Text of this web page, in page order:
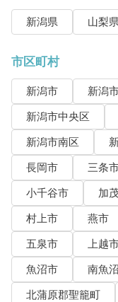
新潟県 山梨県
市区町村
新潟市 新潟
新潟市中央区
新潟市南区
長岡市
三条
小千谷市
加
村上市
燕市
五泉市
上越
魚沼市
南魚
北蒲原郡聖籠町